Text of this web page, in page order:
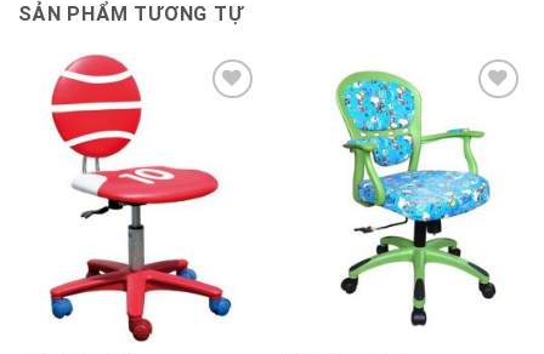
SẢN PHẨM TƯƠNG TỰ
Thêm
thích
Thêm
sản
thích